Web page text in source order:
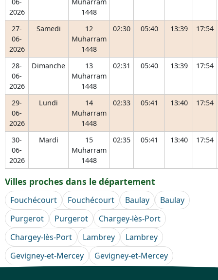
2026
1448
27-
06-
2026
Samedi
12
Muharram
1448
02:30 05:40 13:39 17:54
28-
06-
2026
Dimanche
13
Muharram
1448
02:31 05:40 13:39 17:54
29-
06-
2026
Lundi
14
Muharram
1448
02:33 05:41 13:40 17:54
30-
06-
2026
Mardi
15
Muharram
1448
02:35 05:41 13:40 17:54
Villes proches dans le département
Fouchécourt Fouchécourt Baulay
Baulay
Purgerot
Purgerot
Chargey-lès-Port
Chargey-lès-Port
Lambrey
Lambrey
Gevigney-et-Mercey
Gevigney-et-Mercey